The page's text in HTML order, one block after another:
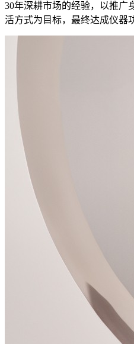
30年深耕市场的经验，以推广
活方式为目标，最终达成仪器